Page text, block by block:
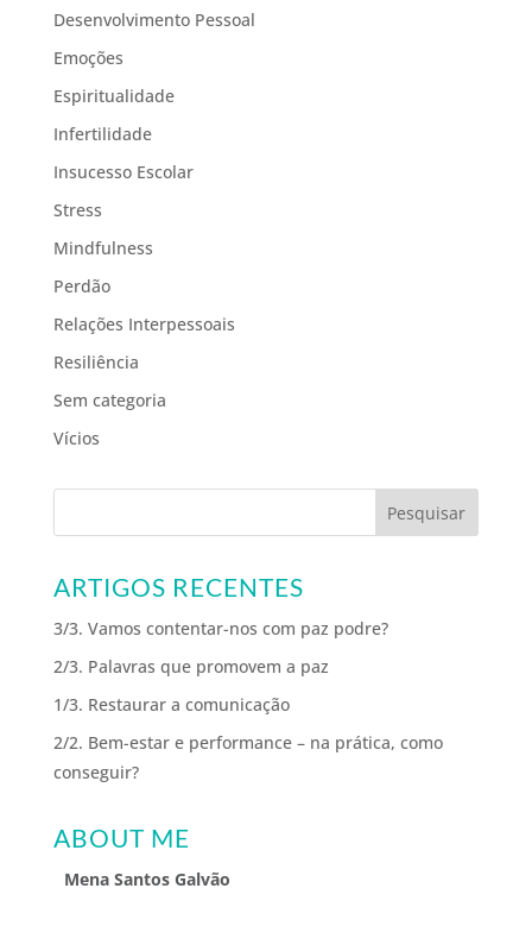
Desenvolvimento Pessoal
Emoções
Espiritualidade
Infertilidade
Insucesso Escolar
Stress
Mindfulness
Perdão
Relações Interpessoais
Resiliência
Sem categoria
Vícios
ARTIGOS RECENTES
3/3. Vamos contentar-nos com paz podre?
2/3. Palavras que promovem a paz
1/3. Restaurar a comunicação
2/2. Bem-estar e performance – na prática, como
conseguir?
ABOUT ME
Mena Santos Galvão